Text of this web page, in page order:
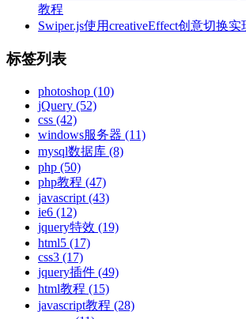
教程
Swiper.js使用creativeEffect创意切换
标签列表
photoshop (10)
jQuery (52)
css (42)
windows服务器 (11)
mysql数据库 (8)
php (50)
php教程 (47)
javascript (43)
ie6 (12)
jquery特效 (19)
html5 (17)
css3 (17)
jquery插件 (49)
html教程 (15)
javascript教程 (28)